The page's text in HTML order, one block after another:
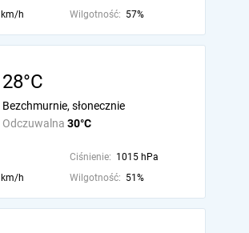
h Wilgotność: 57%
28°C
Odczuwalna 30°C
Bezchmurnie, słonecznie
Ciśnienie: 1015 hPa
h Wilgotność: 51%